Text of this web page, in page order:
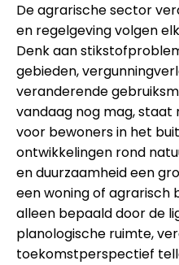
De agrarische sector
en regelgeving volgen
Denk aan
gebieden,
veranderende
vandaag nog mag, staat
voor bewoners in het
ontwikkelingen rond
en duurzaamheid een
een woning of agrarisch
alleen bepaald door de
planologische ruimte,
toekomstperspectief